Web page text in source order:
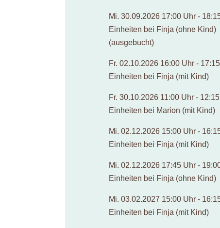
Mi. 30.09.2026 17:00 Uhr -
Einheiten bei Finja (ohne Kind)
(ausgebucht)
Fr. 02.10.2026 16:00 Uhr -
Einheiten bei Finja (mit Kind)
Fr. 30.10.2026 11:00 Uhr -
Einheiten bei Marion (mit Kind)
Mi. 02.12.2026 15:00 Uhr -
Einheiten bei Finja (mit Kind)
Mi. 02.12.2026 17:45 Uhr -
Einheiten bei Finja (ohne Kind)
Mi. 03.02.2027 15:00 Uhr -
Einheiten bei Finja (mit Kind)